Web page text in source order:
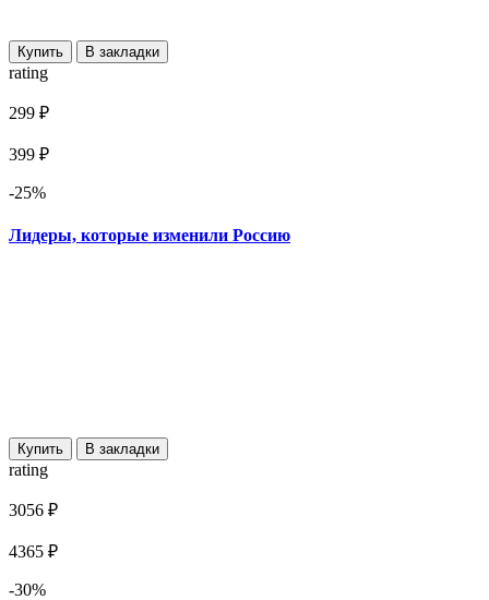
Купить В закладки
rating
299 ₽
399 ₽
-25%
Лидеры, которые изменили Россию
Купить В закладки
rating
3056 ₽
4365 ₽
-30%